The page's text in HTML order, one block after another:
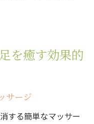
を癒す効果的
サージ
する簡単なマッサー